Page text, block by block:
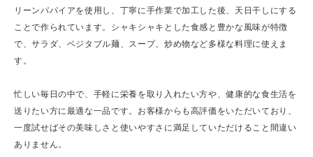
リーンパパイアを使用し、丁寧に手作業で加工した後、天日干しにする
ことで作られています。シャキシャキとした食感と豊かな風味が特徴
で、サラダ、ベジタブル麺、スープ、炒め物など多様な料理に使えま
す。
忙しい毎日の中で、手軽に栄養を取り入れたい方や、健康的な食生活を
送りたい方に最適な一品です。お客様からも高評価をいただいており、
一度試せばその美味しさと使いやすさに満足していただけること間違い
ありません。